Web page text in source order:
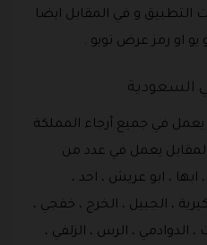
التطبيق و في المقابل ايضا
او رمز عرض تويو .
السعودية
في جميع أرجاء المملكة
يعمل في عدد من
، ابو عريش ، احد ،
، الجبيل ، الخرج ، خفجي ،
، الدوادمي ، الرس ، الزلفي ،